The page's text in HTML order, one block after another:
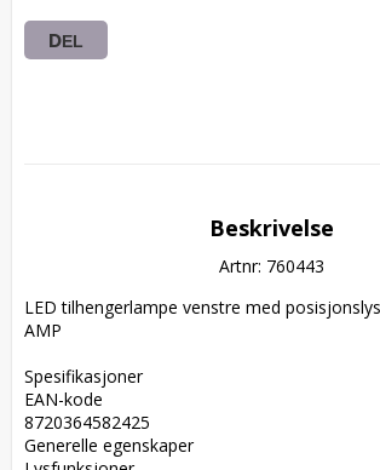
DEL
Beskrivelse
Artnr: 760443
LED tilhengerlampe venstre med
AMP
Spesifikasjoner
EAN-kode
8720364582425
Generelle egenskaper